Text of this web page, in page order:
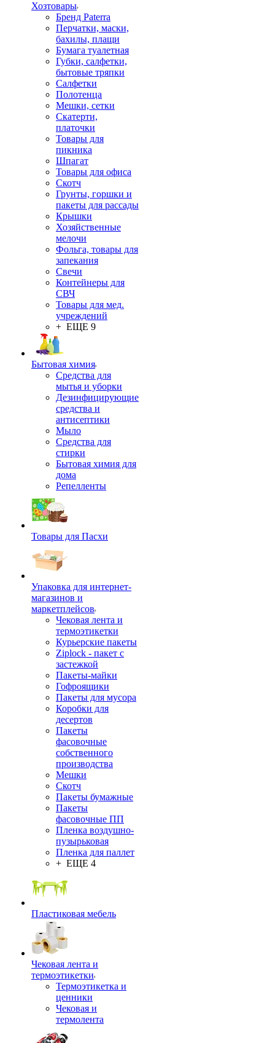
Хозтовары
Бренд Paterra
Перчатки, маски,
бахилы, плащи
Бумага туалетная
Губки, салфетки,
бытовые тряпки
Салфетки
Полотенца
Мешки, сетки
Скатерти,
платочки
Товары для
пикника
Шпагат
Товары для офиса
Скотч
Грунты, горшки и
пакеты для рассады
Крышки
Хозяйственные
мелочи
Фольга, товары для
запекания
Свечи
Контейнеры для
СВЧ
Товары для мед.
учреждений
+ ЕЩЕ 9
Бытовая химия
Средства для
мытья и уборки
Дезинфицирующие
средства и
антисептики
Мыло
Средства для
стирки
Бытовая химия для
дома
Репелленты
Товары для Пасхи
Упаковка для интернет-
магазинов и
маркетплейсов
Чековая лента и
термоэтикетки
Курьерские пакеты
Ziplock - пакет с
застежкой
Пакеты-майки
Гофроящики
Пакеты для мусора
Коробки для
десертов
Пакеты
фасовочные
собственного
производства
Мешки
Скотч
Пакеты бумажные
Пакеты
фасовочные ПП
Пленка воздушно-
пузырьковая
Пленка для паллет
+ ЕЩЕ 4
Пластиковая мебель
Чековая лента и
термоэтикетки
Термоэтикетка и
ценники
Чековая и
термолента